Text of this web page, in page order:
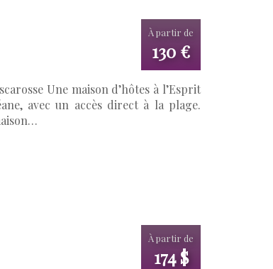
À partir de
130 €
Une maison d’hôtes à l’Esprit
avec un accès direct à la plage.
À partir de
174 $